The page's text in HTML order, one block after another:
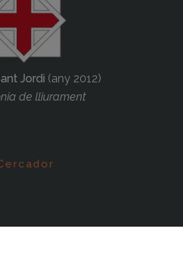
Jordi (any 2012)
de lliurament